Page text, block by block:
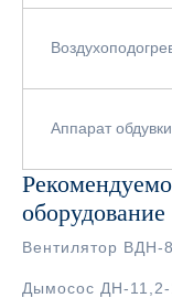
Аппарат обдувки
оборудование
Вентилятор ВДН-
Дымосос ДН-11,2-